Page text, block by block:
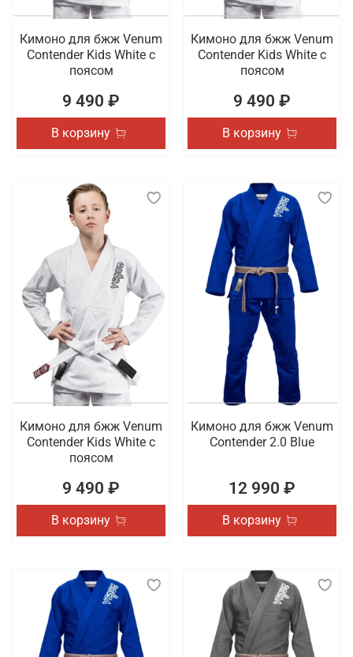
Кимоно для бжж Venum
Contender Kids White с
поясом
9 490 ₽
В корзину
Кимоно для бжж Venum
Contender Kids White с
поясом
9 490 ₽
В корзину
Кимоно для бжж Venum
Contender Kids White с
поясом
9 490 ₽
В корзину
Кимоно для бжж Venum
Contender 2.0 Blue
12 990 ₽
В корзину